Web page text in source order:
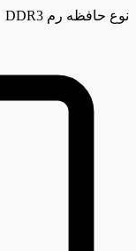
نوع حافظه رم DDR3